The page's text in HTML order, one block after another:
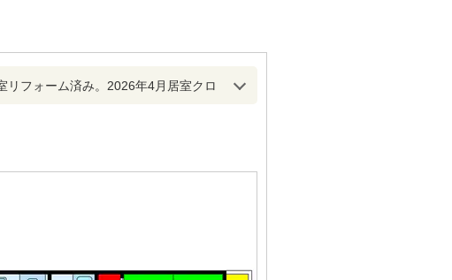
リフォーム済み。2026年4月居室クロ